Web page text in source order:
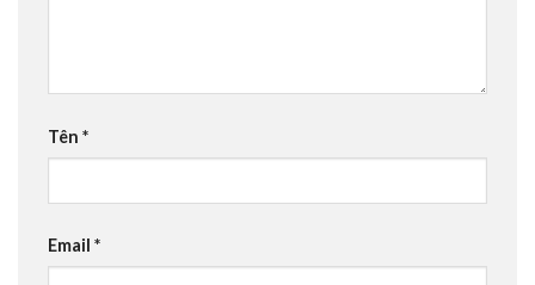
Tên *
Email *